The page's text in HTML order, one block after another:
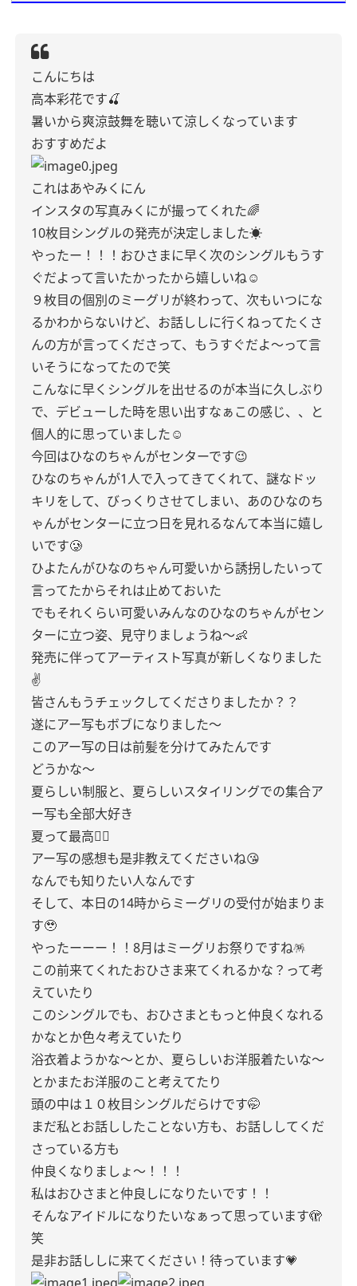
こんにちは
高本彩花です🍒
暑いから爽涼鼓舞を聴いて涼しくなっています
おすすめだよ
これはあやみくにん
インスタの写真みくにが撮ってくれた🌈
10枚目シングルの発売が決定しました☀️
やったー！！！おひさまに早く次のシングルもうす
ぐだよって言いたかったから嬉しいね☺️
９枚目の個別のミーグリが終わって、次もいつにな
るかわからないけど、お話ししに行くねってたくさ
んの方が言ってくださって、もうすぐだよ〜って言
いそうになってたので笑
こんなに早くシングルを出せるのが本当に久しぶり
で、デビューした時を思い出すなぁこの感じ、、と
個人的に思っていました☺️
今回はひなのちゃんがセンターです😉
ひなのちゃんが1人で入ってきてくれて、謎なドッ
キリをして、びっくりさせてしまい、あのひなのち
ゃんがセンターに立つ日を見れるなんて本当に嬉し
いです🥲
ひよたんがひなのちゃん可愛いから誘拐したいって
言ってたからそれは止めておいた
でもそれくらい可愛いみんなのひなのちゃんがセン
ターに立つ姿、見守りましょうね〜👶
発売に伴ってアーティスト写真が新しくなりました
✌️
皆さんもうチェックしてくださりましたか？？
遂にアー写もボブになりました〜
このアー写の日は前髪を分けてみたんです
どうかな〜
夏らしい制服と、夏らしいスタイリングでの集合ア
ー写も全部大好き
夏って最高❤️‍🔥
アー写の感想も是非教えてくださいね😘
なんでも知りたい人なんです
そして、本日の14時からミーグリの受付が始まりま
す🥹
やったーーー！！8月はミーグリお祭りですね🪅
この前来てくれたおひさま来てくれるかな？って考
えていたり
このシングルでも、おひさまともっと仲良くなれる
かなとか色々考えていたり
浴衣着ようかな〜とか、夏らしいお洋服着たいな〜
とかまたお洋服のこと考えてたり
頭の中は１０枚目シングルだらけです🤭
まだ私とお話ししたことない方も、お話ししてくだ
さっている方も
仲良くなりましょ〜！！！
私はおひさまと仲良しになりたいです！！
そんなアイドルになりたいなぁって思っています🫣
笑
是非お話ししに来てください！待っています💗